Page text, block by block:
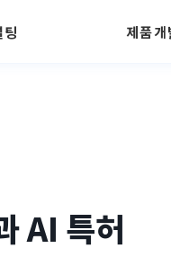
제품개
AI 특허